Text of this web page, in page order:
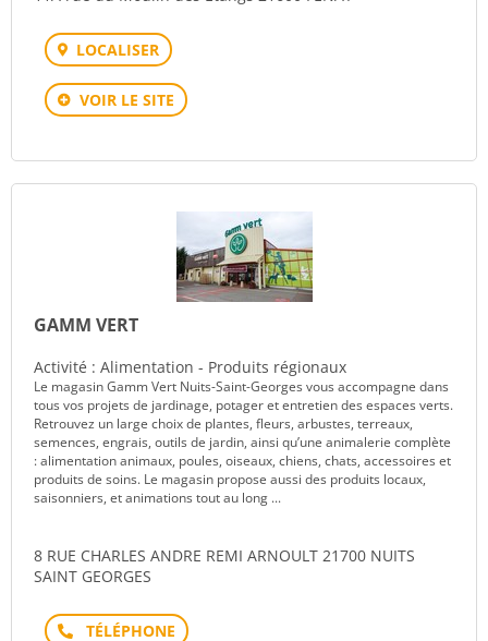
LOCALISER
VOIR LE SITE
GAMM VERT
Activité : Alimentation - Produits régionaux
Le magasin Gamm Vert Nuits-Saint-Georges vous accompagne dans
tous vos projets de jardinage, potager et entretien des espaces verts.
Retrouvez un large choix de plantes, fleurs, arbustes, terreaux,
semences, engrais, outils de jardin, ainsi qu’une animalerie complète
: alimentation animaux, poules, oiseaux, chiens, chats, accessoires et
produits de soins. Le magasin propose aussi des produits locaux,
saisonniers, et animations tout au long ...
8 RUE CHARLES ANDRE REMI ARNOULT 21700 NUITS
SAINT GEORGES
Téléphone